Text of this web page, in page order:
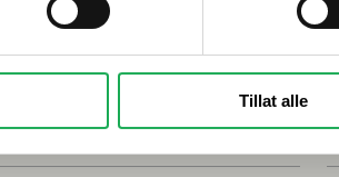
Tillat alle
råd